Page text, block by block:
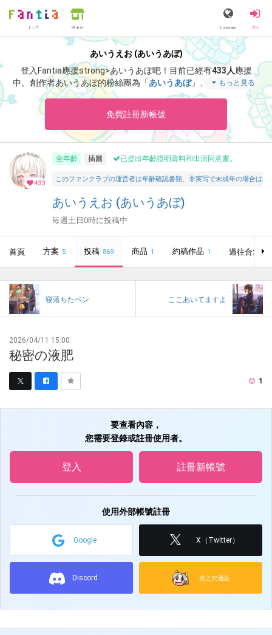
トップ Market Language 登入
あいうえお (あいうあぼ)
登入Fantia應援strong>あいうあぼ吧！ 目前已經有433人 應援
中。 創作者あいうあぼ的粉絲團為「あいうあぼ」、當中含有「あ
そぶぞー！」等非常獨特的內容滿足您的視覺感官享受。
もっと見る
免費註冊新帳號
433
全年齡 插圖 已提出年齡證明資料和出演同意書。
このファンクラブの運営者は年齢確認書類、非実写で未成年の場合は
あいうえお (あいうあぼ)
毎週土日0時に投稿中
首頁 方案 5 投稿 869 商品 1 約稿作品 1 過往合集
寝落ちたペン ここあいてますよ
2026/04/11 15:00
秘密の液肥
1
要查看內容，
您需要登錄或註冊使用者。
登入 註冊新帳號
使用外部帳號註冊
Google X（Twitter）
Discord 虎之穴通販